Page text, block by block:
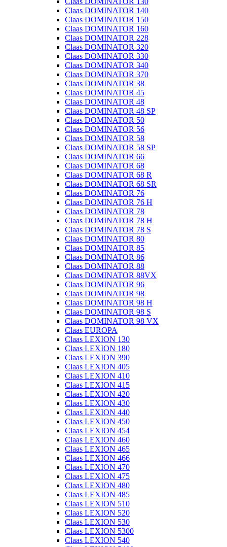
Claas DOMINATOR 140
Claas DOMINATOR 150
Claas DOMINATOR 160
Claas DOMINATOR 228
Claas DOMINATOR 320
Claas DOMINATOR 330
Claas DOMINATOR 340
Claas DOMINATOR 370
Claas DOMINATOR 38
Claas DOMINATOR 45
Claas DOMINATOR 48
Claas DOMINATOR 48 SP
Claas DOMINATOR 50
Claas DOMINATOR 56
Claas DOMINATOR 58
Claas DOMINATOR 58 SP
Claas DOMINATOR 66
Claas DOMINATOR 68
Claas DOMINATOR 68 R
Claas DOMINATOR 68 SR
Claas DOMINATOR 76
Claas DOMINATOR 76 H
Claas DOMINATOR 78
Claas DOMINATOR 78 H
Claas DOMINATOR 78 S
Claas DOMINATOR 80
Claas DOMINATOR 85
Claas DOMINATOR 86
Claas DOMINATOR 88
Claas DOMINATOR 88VX
Claas DOMINATOR 96
Claas DOMINATOR 98
Claas DOMINATOR 98 H
Claas DOMINATOR 98 S
Claas DOMINATOR 98 VX
Claas EUROPA
Claas LEXION 130
Claas LEXION 180
Claas LEXION 390
Claas LEXION 405
Claas LEXION 410
Claas LEXION 415
Claas LEXION 420
Claas LEXION 430
Claas LEXION 440
Claas LEXION 450
Claas LEXION 454
Claas LEXION 460
Claas LEXION 465
Claas LEXION 466
Claas LEXION 470
Claas LEXION 475
Claas LEXION 480
Claas LEXION 485
Claas LEXION 510
Claas LEXION 520
Claas LEXION 530
Claas LEXION 5300
Claas LEXION 540